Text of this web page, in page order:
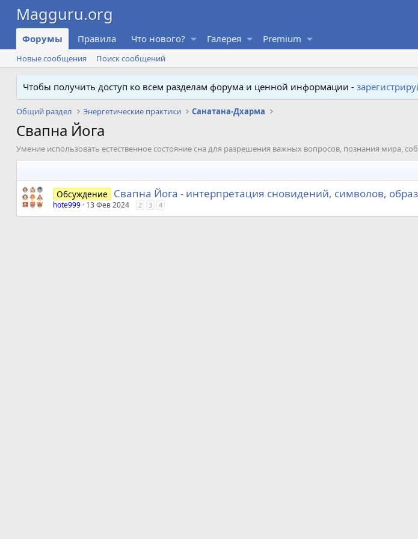
Форумы Правила Что нового? Галерея Premium
Новые сообщения Поиск сообщений
Чтобы получить доступ ко всем разделам форума и ценной информации -
Общий раздел Энергетические практики Санатана-Дхарма
Свапна Йога
Умение использовать естественное состояние сна для разрешения важных вопросов, познания мира,
Обсуждение Свапна Йога - интерпретация сновидений, символов,
hote999 13 Фев 2024 2 3 4